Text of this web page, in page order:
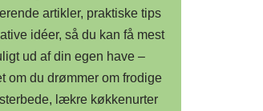
artikler, praktiske tips
idéer, så du kan få mest
ud af din egen have –
om du drømmer om frodige
lækre køkkenurter